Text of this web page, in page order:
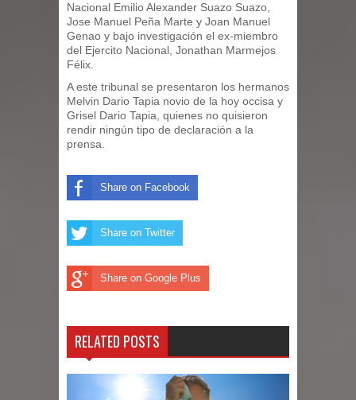
reformado Código Penal de RD
Demanda eléctrica de RD rompió de
Caen 11 presuntos Trinitarios por ola
terror con 5 asesinatos
Policía recupera dos armas de fuego
en Moca
Santiago: Banreservas realiza 2do.
Hombre muere tras ser atacado con
agua caliente mientras dormía en
Nacional Emilio Alexander Suazo Suazo,
Jose Manuel Peña Marte y Joan Manuel
Genao y bajo investigación el ex-miembro
del Ejercito Nacional, Jonathan Marmejos
Félix.
A este tribunal se presentaron los hermanos
Melvin Dario Tapia novio de la hoy occisa y
Grisel Dario Tapia, quienes no quisieron
rendir ningún tipo de declaración a la
prensa.
Share on Facebook
Share on Twitter
Share on Google Plus
RELATED POSTS